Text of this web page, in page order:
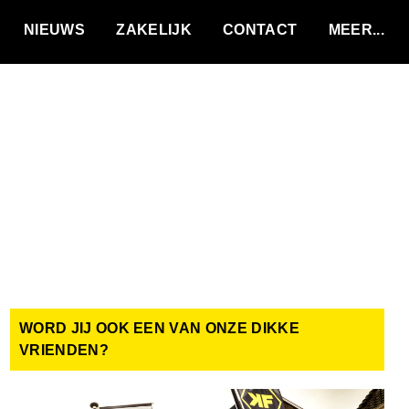
NIEUWS ZAKELIJK CONTACT
WORD JIJ OOK EEN VAN ONZE DIKKE
VRIENDEN?